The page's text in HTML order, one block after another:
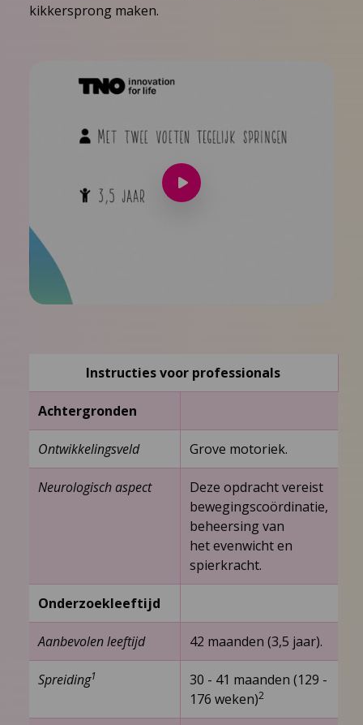
kikkersprong maken.
Speel
Instructies voor professionals
Achtergronden
Ontwikkelingsveld Grove motoriek.
Neurologisch aspect
Deze opdracht vereist
bewegingscoördinatie,
beheersing van
het evenwicht en
spierkracht.
Onderzoekleeftijd
Aanbevolen leeftijd 42 maanden (3,5 jaar).
Spreiding1
30 -­ 41 maanden (129 ­-
176 weken)2